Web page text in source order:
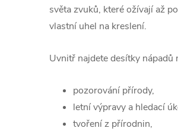
světa zvuků, které ožívají až
vlastní uhel na kreslení.
Uvnitř najdete desítky nápadů
pozorování přírody,
letní výpravy a hledací
tvoření z přírodnin,